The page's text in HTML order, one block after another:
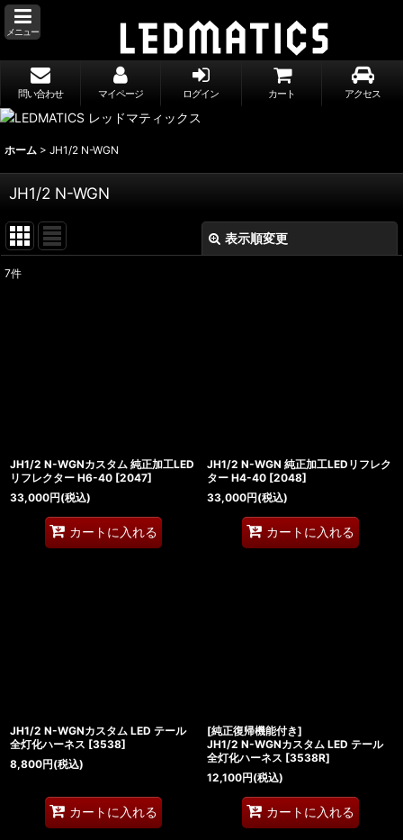
メニュー
問い合わせ マイページ ログイン カート アクセス
ホーム > JH1/2 N-WGN
JH1/2 N-WGN
表示順変更
7件
JH1/2 N-WGNカスタム 純正加工LED
リフレクター H6-40 [2047]
33,000円(税込)
カートに入れる
JH1/2 N-WGN 純正加工LEDリフレク
ター H4-40 [2048]
33,000円(税込)
カートに入れる
JH1/2 N-WGNカスタム LED テール
全灯化ハーネス [3538]
8,800円(税込)
カートに入れる
[純正復帰機能付き]
JH1/2 N-WGNカスタム LED テール
全灯化ハーネス [3538R]
12,100円(税込)
カートに入れる